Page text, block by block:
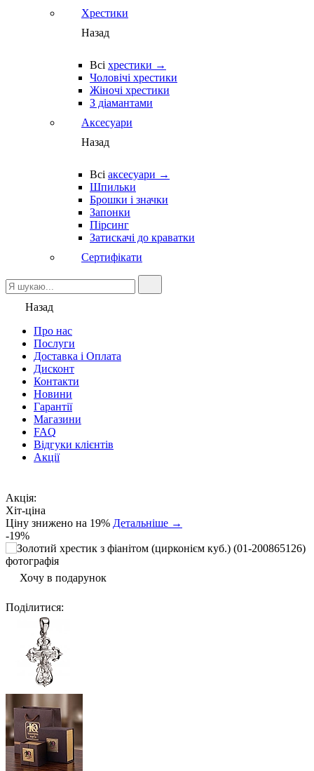
Хрестики
Назад
Всі хрестики →
Чоловічі хрестики
Жіночі хрестики
З діамантами
Аксесуари
Назад
Всі аксесуари →
Шпильки
Брошки і значки
Запонки
Пірсинг
Затискачі до краватки
Сертифікати
Назад
Про нас
Послуги
Доставка і Оплата
Дисконт
Контакти
Новини
Гарантії
Магазини
FAQ
Відгуки клієнтів
Акції
Акція:
Хіт-ціна
Ціну знижено на 19% Детальніше →
-19%
Хочу в подарунок
Поділитися: